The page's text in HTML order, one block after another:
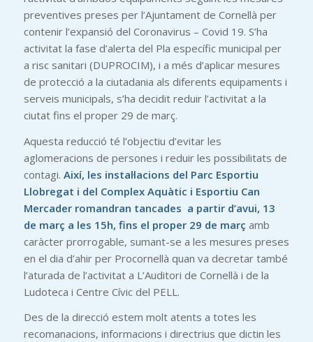
preventives preses per l’Ajuntament de Cornellà per
contenir l’expansió del Coronavirus – Covid 19. S’ha
activitat la fase d’alerta del Pla específic municipal per
a risc sanitari (DUPROCIM), i a més d’aplicar mesures
de protecció a la ciutadania als diferents equipaments i
serveis municipals, s’ha decidit reduir l’activitat a la
ciutat fins el proper 29 de març.
Aquesta reducció té l’objectiu d’evitar les
aglomeracions de persones i reduir les possibilitats de
contagi. Així, les instal·lacions del Parc Esportiu
Llobregat i del Complex Aquàtic i Esportiu Can
Mercader romandran tancades a partir d’avui, 13
de març a les 15h, fins el proper 29 de març amb
caràcter prorrogable, sumant-se a les mesures preses
en el dia d’ahir per Procornellà quan va decretar també
l’aturada de l’activitat a L’Auditori de Cornellà i de la
Ludoteca i Centre Cívic del PELL.
Des de la direcció estem molt atents a totes les
recomanacions, informacions i directrius que dictin les